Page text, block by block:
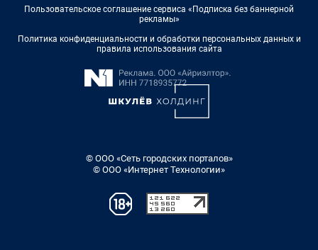
Пользовательское соглашение сервиса «Подписка без баннерной
рекламы»
Политика конфиденциальности и обработки персональных данных и
правила использования сайта
© ООО «Сеть городских порталов»
© ООО «Интернет Технологии»